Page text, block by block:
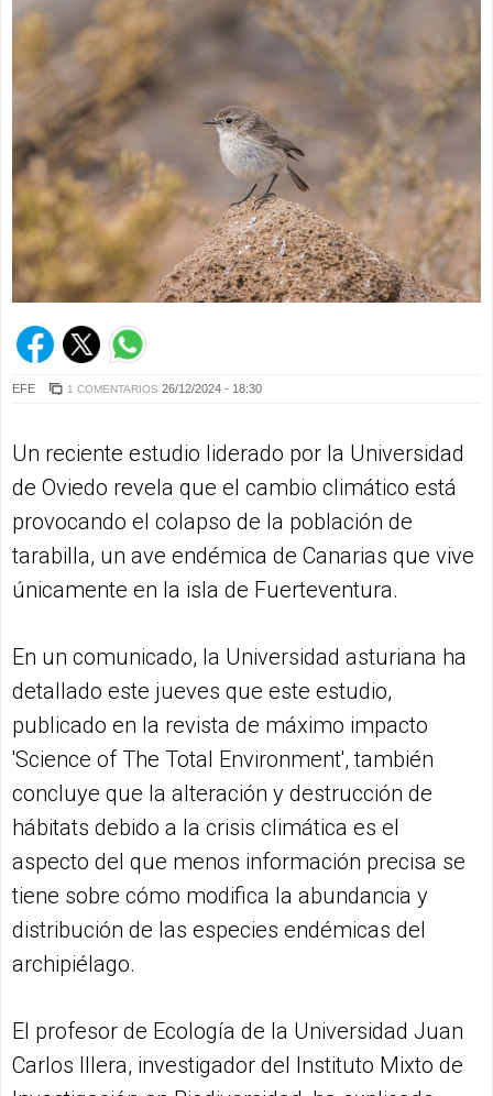
EFE 1 COMENTARIOS 26/12/2024 - 18:30
Un reciente estudio liderado por la Universidad
de Oviedo revela que el cambio climático está
provocando el colapso de la población de
tarabilla, un ave endémica de Canarias que vive
únicamente en la isla de Fuerteventura.
En un comunicado, la Universidad asturiana ha
detallado este jueves que este estudio,
publicado en la revista de máximo impacto
'Science of The Total Environment', también
concluye que la alteración y destrucción de
hábitats debido a la crisis climática es el
aspecto del que menos información precisa se
tiene sobre cómo modifica la abundancia y
distribución de las especies endémicas del
archipiélago.
El profesor de Ecología de la Universidad Juan
Carlos Illera, investigador del Instituto Mixto de